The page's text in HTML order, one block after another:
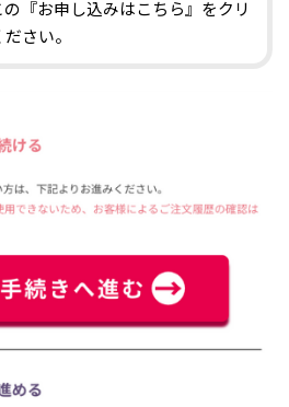
の『お申し込みはこちら』をクリ
さい。